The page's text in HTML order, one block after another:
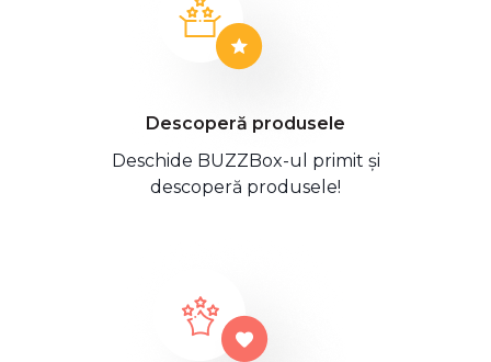
Descoperă produsele
Deschide BUZZBox-ul primit și
descoperă produsele!